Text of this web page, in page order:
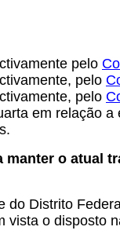
pelo
pelo
pelo
em relação
o atual
Distrito
vista o disposto